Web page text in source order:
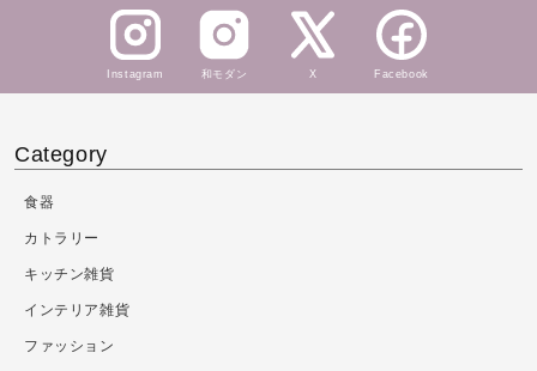
Instagram 和モダン X Facebook
Category
食器
カトラリー
キッチン雑貨
インテリア雑貨
ファッション